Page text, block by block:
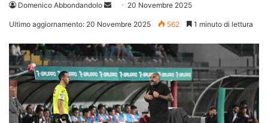
Domenico Abbondandolo
Invia 20 Novembre 2025
Ultimo aggiornamento: 20 Novembre 2025 562 1 minuto di lettura